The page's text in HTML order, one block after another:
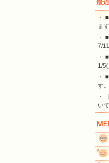
・
ます
・
7/
・
1/5(
・
す。
・
いて